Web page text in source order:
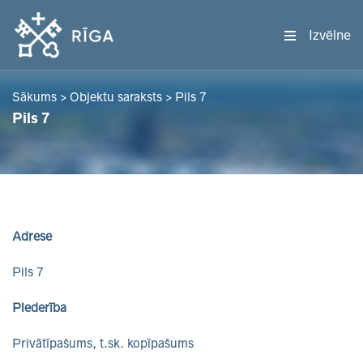
Izvēlne
Sākums > Objektu saraksts > Pils 7
Pils 7
Adrese
Pils 7
Piederība
Privātīpašums, t.sk. kopīpašums